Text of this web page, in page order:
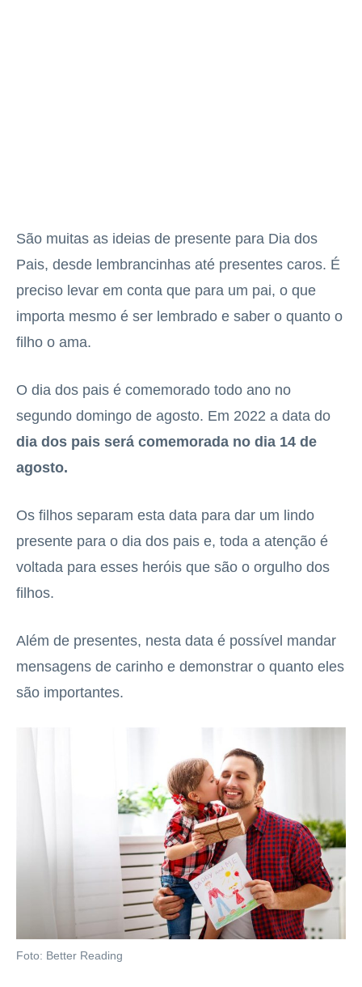
São muitas as ideias de presente para Dia dos
Pais, desde lembrancinhas até presentes caros. É
preciso levar em conta que para um pai, o que
importa mesmo é ser lembrado e saber o quanto o
filho o ama.
O dia dos pais é comemorado todo ano no
segundo domingo de agosto. Em 2022 a data do
dia dos pais será comemorada no dia 14 de
agosto.
Os filhos separam esta data para dar um lindo
presente para o dia dos pais e, toda a atenção é
voltada para esses heróis que são o orgulho dos
filhos.
Além de presentes, nesta data é possível mandar
mensagens de carinho e demonstrar o quanto eles
são importantes.
Foto: Better Reading